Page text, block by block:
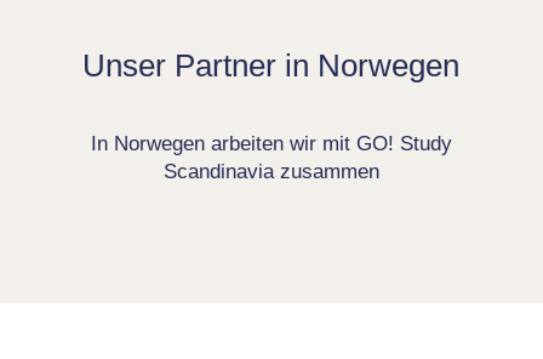
Unser Partner in Norwegen
In Norwegen arbeiten wir mit GO! Study
Scandinavia zusammen